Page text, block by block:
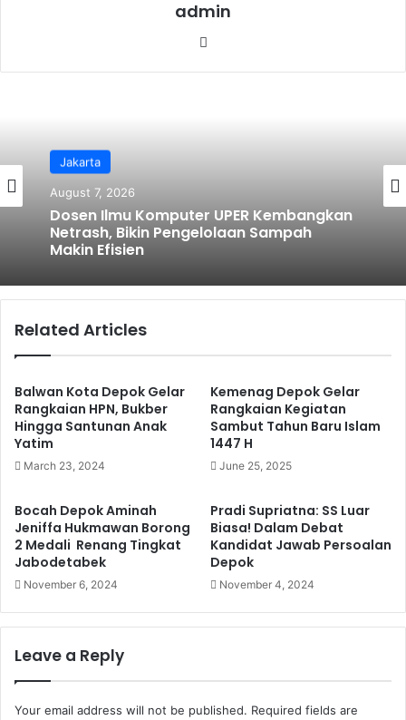
admin
Jakarta
August 7, 2026
Dosen Ilmu Komputer UPER Kembangkan
Netrash, Bikin Pengelolaan Sampah
Makin Efisien
August 6, 2026
Semarak Kemerdekaan! JAH Training
Related Articles
Balwan Kota Depok Gelar
Rangkaian HPN, Bukber
Hingga Santunan Anak
Yatim
March 23, 2024
Kemenag Depok Gelar
Rangkaian Kegiatan
Sambut Tahun Baru Islam
1447 H
June 25, 2025
Bocah Depok Aminah
Jeniffa Hukmawan Borong
2 Medali Renang Tingkat
Jabodetabek
November 6, 2024
Pradi Supriatna: SS Luar
Biasa! Dalam Debat
Kandidat Jawab Persoalan
Depok
November 4, 2024
Leave a Reply
Your email address will not be published. Required fields are